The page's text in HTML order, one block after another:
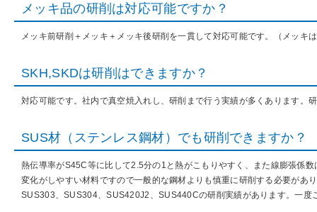
メッキ品の研削は対応可能ですか？
メッキ前研削＋メッキ＋メッキ後研削を一貫して対応可能です。（メッキ
SKH,SKDは研削はできますか？
対応可能です。社内で真空焼入れし、研削まで行う実績が多くあります。
SUS材（ステンレス鋼材）でも研削できますか？
熱伝導率がS45C等に比して2.5分の1と熱がこもりやすく、また線膨張係
変化がしやすい材料ですので一般的な鋼材よりも慎重に研削する必要があ
SUS303、SUS304、SUS420J2、SUS440Cの研削実績があります。一度